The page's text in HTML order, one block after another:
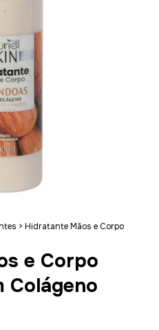
> Hidratante Mãos e Corpo
e Corpo
Colágeno